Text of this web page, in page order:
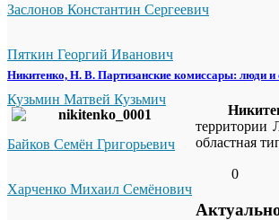
Заслонов Константин Сергеевич
Пяткин Георгий Иванович
Кузьмин Матвей Кузьмич
Байков Семён Григорьевич
Харченко Михаил Семёнович
Никитенко, Н. В. Партизанские комиссары: люди и
территории
областная
0